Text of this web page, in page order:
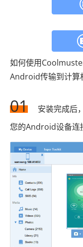
如何使用
Android传输到计算
01
安装完成后
您的Android设备连